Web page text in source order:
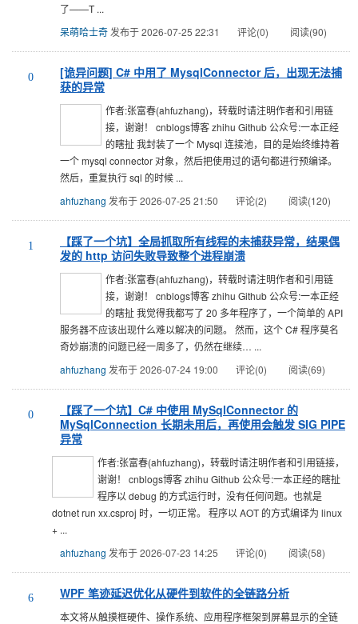
了——T ...
呆萌哈士奇 发布于 2026-07-25 22:31 评论(0) 阅读(90)
0
[诡异问题] C# 中用了 MysqlConnector 后，出现无法捕
获的异常
作者:张富春(ahfuzhang)，转载时请注明作者和引用链
接，谢谢！ cnblogs博客 zhihu Github 公众号:一本正经
的瞎扯 我封装了一个 Mysql 连接池，目的是始终维持着
一个 mysql connector 对象，然后把使用过的语句都进行预编译。
然后，重复执行 sql 的时候 ...
ahfuzhang 发布于 2026-07-25 21:50 评论(2) 阅读(120)
1
【踩了一个坑】全局抓取所有线程的未捕获异常，结果偶
发的 http 访问失败导致整个进程崩溃
作者:张富春(ahfuzhang)，转载时请注明作者和引用链
接，谢谢！ cnblogs博客 zhihu Github 公众号:一本正经
的瞎扯 我觉得我都写了 20 多年程序了，一个简单的 API
服务器不应该出现什么难以解决的问题。 然而，这个 C# 程序莫名
奇妙崩溃的问题已经一周多了，仍然在继续… ...
ahfuzhang 发布于 2026-07-24 19:00 评论(0) 阅读(69)
0
【踩了一个坑】C# 中使用 MySqlConnector 的
MySqlConnection 长期未用后，再使用会触发 SIG PIPE
异常
作者:张富春(ahfuzhang)，转载时请注明作者和引用链接，
谢谢！ cnblogs博客 zhihu Github 公众号:一本正经的瞎扯
程序以 debug 的方式运行时，没有任何问题。也就是
dotnet run xx.csproj 时，一切正常。 程序以 AOT 的方式编译为 linux
+ ...
ahfuzhang 发布于 2026-07-23 14:25 评论(0) 阅读(58)
6 WPF 笔迹延迟优化从硬件到软件的全链路分析
本文将从触摸框硬件、操作系统、应用程序框架到屏幕显示的全链